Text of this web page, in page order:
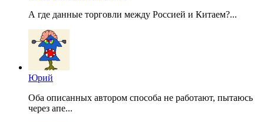
А где данные торговли между Россией и Китаем?...
Юрий
Оба описанных автором способа не работают, пытаюсь
через апе...